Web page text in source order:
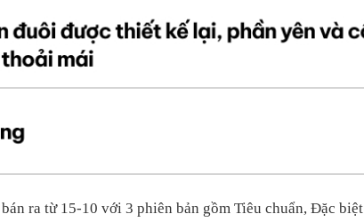
ra từ 15-10 với 3 phiên bản gồm Tiêu chuẩn, Đặc biệt